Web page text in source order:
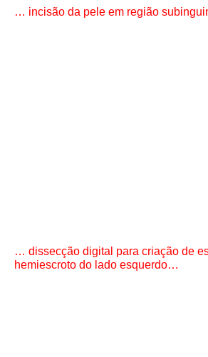
… incisão da pele em região
… dissecção digital para criação de
hemiescroto do lado esquerdo…